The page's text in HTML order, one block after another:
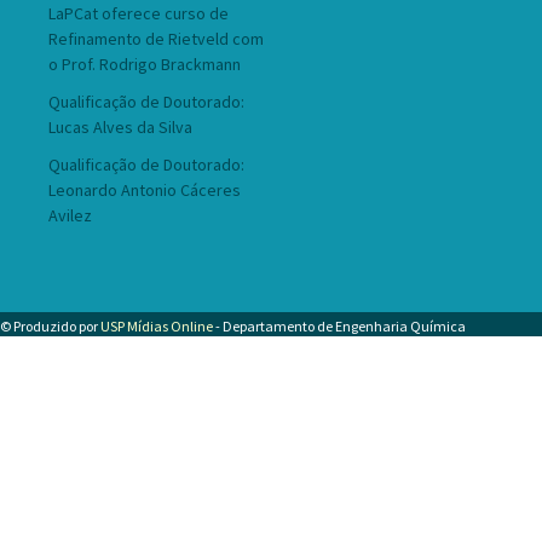
LaPCat oferece curso de
Refinamento de Rietveld com
o Prof. Rodrigo Brackmann
Qualificação de Doutorado:
Lucas Alves da Silva
Qualificação de Doutorado:
Leonardo Antonio Cáceres
Avilez
© Produzido por USP Mídias Online- Departamento de Engenharia Química